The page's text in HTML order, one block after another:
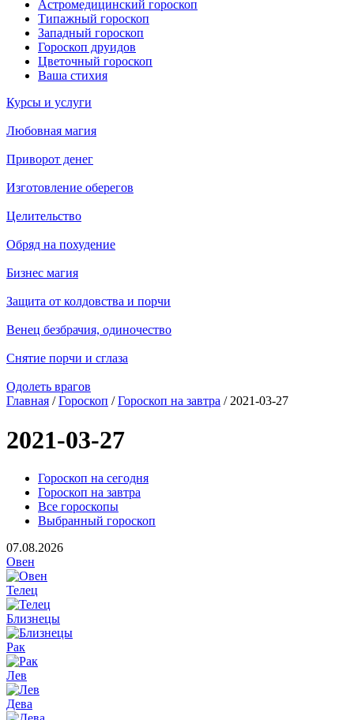
Астромедицинский гороскоп
Типажный гороскоп
Западный гороскоп
Гороскоп друидов
Цветочный гороскоп
Ваша стихия
Курсы и услуги
Любовная магия
Приворот денег
Изготовление оберегов
Целительство
Обряд на похудение
Бизнес магия
Защита от колдовства и порчи
Венец безбрачия, одиночество
Снятие порчи и сглаза
Одолеть врагов
Главная /Гороскоп /Гороскоп на завтра / 2021-03-27
2021-03-27
Гороскоп на сегодня
Гороскоп на завтра
Все гороскопы
Выбранный гороскоп
07.08.2026
Овен
Телец
Близнецы
Рак
Лев
Дева